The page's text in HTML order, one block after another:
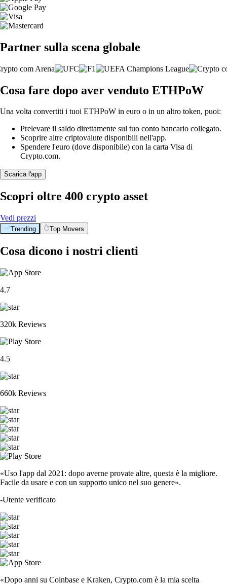
Partner sulla scena globale
Cosa fare dopo aver venduto ETHPoW
Una volta convertiti i tuoi ETHPoW in euro o in un altro token, puoi:
Prelevare il saldo direttamente sul tuo conto bancario collegato.
Scoprire altre criptovalute disponibili nell'app.
Spendere l'euro (dove disponibile) con la carta Visa di
Crypto.com.
Scarica l'app
Scopri oltre 400 crypto asset
Vedi prezzi
Trending Top Movers
Cosa dicono i nostri clienti
4.7
320k Reviews
4.5
660k Reviews
«Uso l'app dal 2021: dopo averne provate altre, questa è la migliore.
Facile da usare e con un supporto unico nel suo genere».
-Utente verificato
«Dopo anni su Coinbase e Kraken, Crypto.com è la mia scelta